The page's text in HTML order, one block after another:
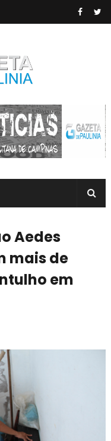
Aedes
mais de
em